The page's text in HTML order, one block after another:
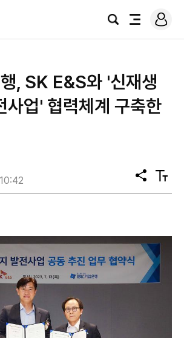
검
전
로
그
, SK E&S와 '신재생
사업' 협력체계 구축한
공
유
텍
스